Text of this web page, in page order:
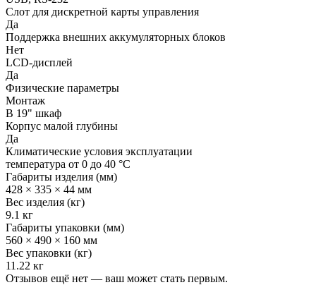
Слот для дискретной карты управления
Да
Поддержка внешних аккумуляторных блоков
Нет
LCD-дисплей
Да
Физические параметры
Монтаж
В 19" шкаф
Корпус малой глубины
Да
Климатические условия эксплуатации
температура от 0 до 40 °C
Габариты изделия (мм)
428 × 335 × 44 мм
Вес изделия (кг)
9.1 кг
Габариты упаковки (мм)
560 × 490 × 160 мм
Вес упаковки (кг)
11.22 кг
Отзывов ещё нет — ваш может стать первым.